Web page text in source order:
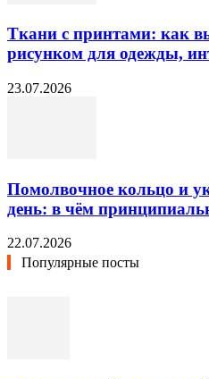
Ткани с принтами: как
рисунком для одежды,
23.07.2026
Помолвочное кольцо и
день: в чём
22.07.2026
Популярные посты